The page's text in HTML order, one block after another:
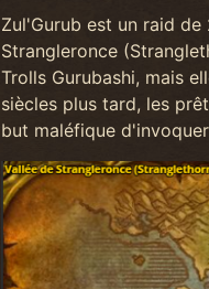
Zul'Gurub est un raid
Strangleronce
Trolls Gurubashi, mais
siècles plus tard, les
but maléfique